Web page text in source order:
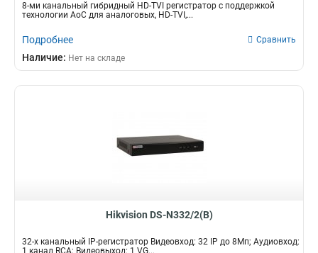
8-ми канальный гибридный HD-TVI регистратор с поддержкой
технологии AoC для аналоговых, HD-TVI,...
Подробнее Сравнить
Наличие: Нет на складе
Hikvision DS-N332/2(B)
32-х канальный IP-регистратор Видеовход: 32 IP до 8Мп; Аудиовход:
1 канал RCA; Видеовыход: 1 VG...